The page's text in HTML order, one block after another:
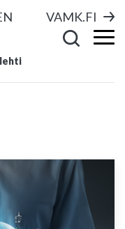
VAMK.FI